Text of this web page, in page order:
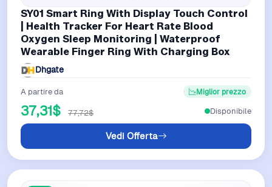
SY01 Smart Ring With Display Touch Control
| Health Tracker For Heart Rate Blood
Oxygen Sleep Monitoring | Waterproof
Wearable Finger Ring With Charging Box
Dhgate
A partire da
37,31$ 77,72$
Miglior prezzo
Vedi Offerta
Disponibile